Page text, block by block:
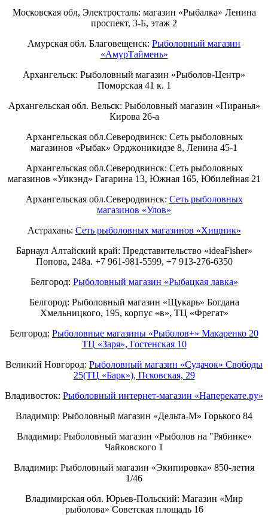
Московская обл, Электросталь: магазин «Рыбалка» Ленина
проспект, 3-Б, этаж 2
Амурская обл. Благовещенск: Рыболовный магазин
«АмурТаймень»
Архангельск: Рыболовный магазин «Рыболов-Центр»
Поморская 41 к. 1
Архангельская обл. Вельск: Рыболовный магазин «Пиранья»
Кирова 26-а
Архангельская обл.Северодвинск: Сеть рыболовных
магазинов «Рыбак» Орджоникидзе 8, Ленина 45-1
Архангельская обл.Северодвинск: Сеть рыболовных
магазинов «Уикэнд» Гагарина 13, Южная 165, Юбилейная 21
Архангельская обл.Северодвинск: Сеть рыболовных
магазинов «Улов»
Астрахань: Сеть рыболовных магазинов «Хищник»
Барнаул Алтайский край: Представительство «ideaFisher»
Попова, 248а. +7 961-981-5599, +7 913-276-6350
Белгород: Рыболовный магазин «Рыбацкая лавка»
Белгород: Рыболовный магазин «Щукарь» Богдана
Хмельницкого, 195, корпус «в», ТЦ «Фрегат»
Белгород: Рыболовные магазины «Рыболов+» Макаренко 20
ТЦ «Заря», Гостенская 10
Великий Новгород: Рыболовный магазин «Судачок» Свободы
25(ТЦ «Барк»), Псковская, 29
Владивосток: Рыболовный интернет-магазин «Наперекате.ру»
Владимир: Рыболовный магазин «Дельта-М» Горького 84
Владимир: Рыболовный магазин «Рыболов на "Рябинке»
Чайковского 1
Владимир: Рыболовный магазин «Экипировка» 850-летия
1/46
Владимирская обл. Юрьев-Польский: Магазин «Мир
рыболова» Советская площадь 16